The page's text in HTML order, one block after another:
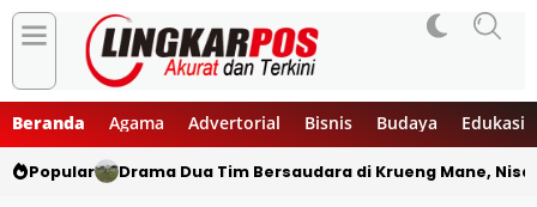
Beranda Agama Advertorial Bisnis Budaya Edukasi
Popular Drama Dua Tim Bersaudara di Krueng Mane,